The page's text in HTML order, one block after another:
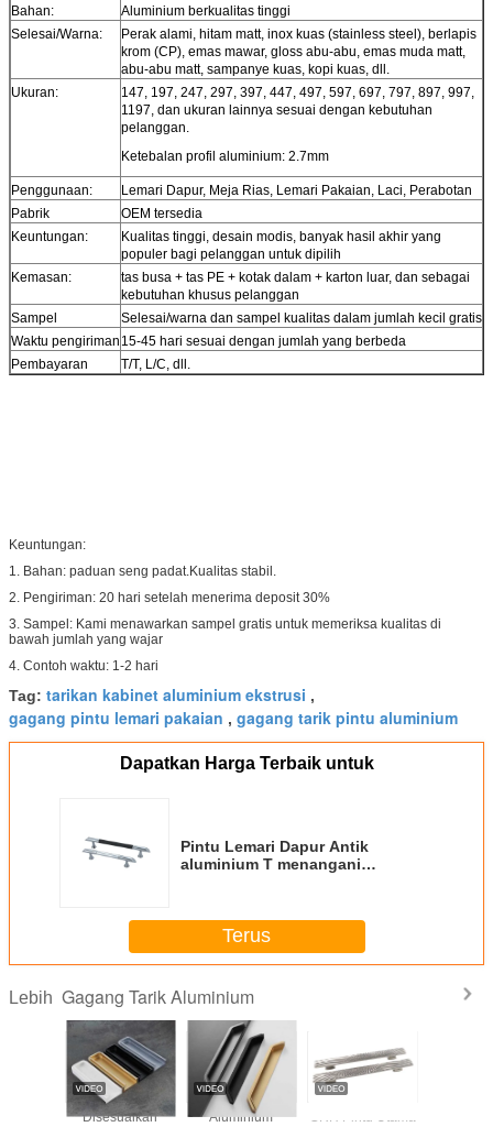
Bahan:
Aluminium berkualitas tinggi
Selesai/Warna:
Perak alami, hitam matt, inox kuas (stainless steel), berlapis
krom (CP), emas mawar, gloss abu-abu, emas muda matt,
abu-abu matt, sampanye kuas, kopi kuas, dll.
Ukuran:
147, 197, 247, 297, 397, 447, 497, 597, 697, 797, 897, 997,
1197, dan ukuran lainnya sesuai dengan kebutuhan
pelanggan.
Ketebalan profil aluminium: 2.7mm
Penggunaan:
Lemari Dapur, Meja Rias, Lemari Pakaian, Laci, Perabotan
Pabrik
OEM tersedia
Keuntungan:
Kualitas tinggi, desain modis, banyak hasil akhir yang
populer bagi pelanggan untuk dipilih
Kemasan:
tas busa + tas PE + kotak dalam + karton luar, dan sebagai
kebutuhan khusus pelanggan
Sampel
Selesai/warna dan sampel kualitas dalam jumlah kecil gratis
Waktu pengiriman 15-45 hari sesuai dengan jumlah yang berbeda
Pembayaran
T/T, L/C, dll.
Keuntungan:
1. Bahan: paduan seng padat.Kualitas stabil.
2. Pengiriman: 20 hari setelah menerima deposit 30%
3. Sampel: Kami menawarkan sampel gratis untuk memeriksa kualitas di
bawah jumlah yang wajar
4. Contoh waktu: 1-2 hari
Tag: tarikan kabinet aluminium ekstrusi ,
gagang pintu lemari pakaian , gagang tarik pintu aluminium
Dapatkan Harga Terbaik untuk
Pintu Lemari Dapur Antik
aluminium T menangani
Terus
Lebih Gagang Tarik Aluminium
Disesuaikan
Aluminium
GRH Pintu Utama